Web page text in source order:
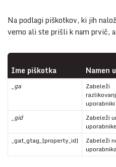
Na podlagi piškotkov, ki jih
vemo ali ste prišli k nam prvič,
Ime piškotka Namen
_ga
Zabeleži
_gid
Zabeleži
uporabnike
_gat_gtag_[property_id]
Zabeleži